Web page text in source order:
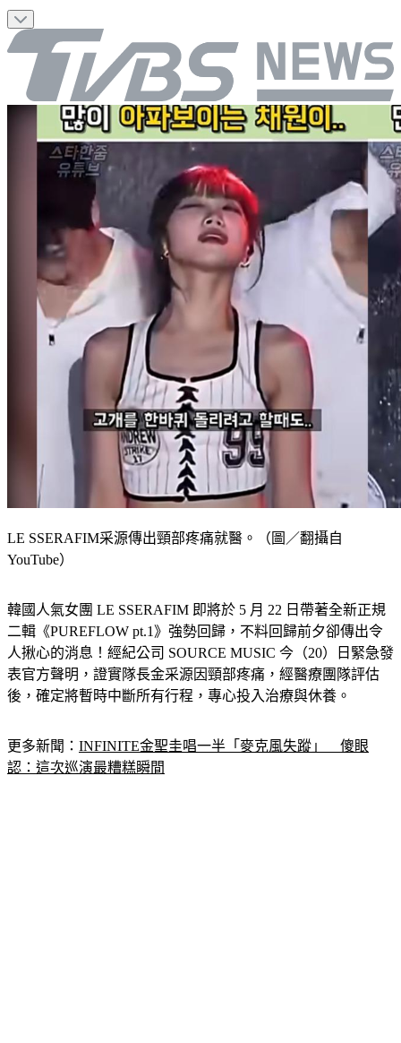
LE SSERAFIM采源傳出頸部疼痛就醫。（圖／翻攝自
YouTube）
韓國人氣女團 LE SSERAFIM 即將於 5 月 22 日帶著全新正規
二輯《PUREFLOW pt.1》強勢回歸，不料回歸前夕卻傳出令
人揪心的消息！經紀公司 SOURCE MUSIC 今（20）日緊急發
表官方聲明，證實隊長金采源因頸部疼痛，經醫療團隊評估
後，確定將暫時中斷所有行程，專心投入治療與休養。
更多新聞： INFINITE金聖圭唱一半「麥克風失蹤」　傻眼
認：這次巡演最糟糕瞬間